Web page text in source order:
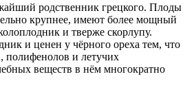
родственник грецкого. Плоды
крупнее, имеют более мощный
и тверже скорлупу.
и ценен у чёрного ореха тем, что
полифенолов и летучих
веществ в нём многократно